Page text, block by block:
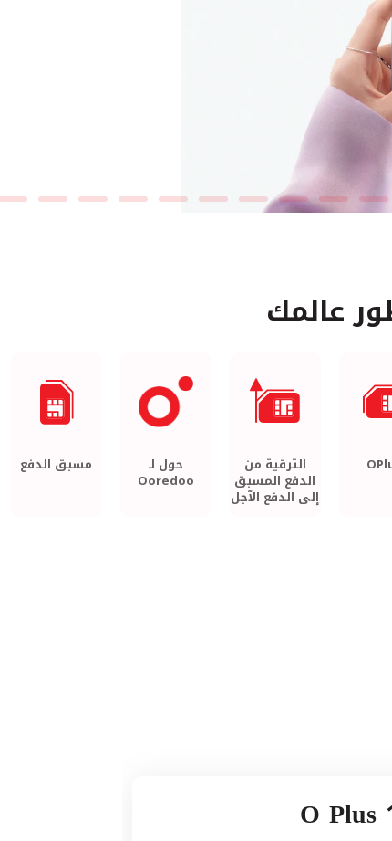
عالمك
الترقية من
الدفع المسبق
إلى الدفع الآجل
حول لـ
Ooredoo
مسبق الدفع
O Plus